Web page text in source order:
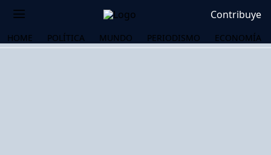
Contribuye
HOME POLÍTICA MUNDO PERIODISMO ECONOMÍA